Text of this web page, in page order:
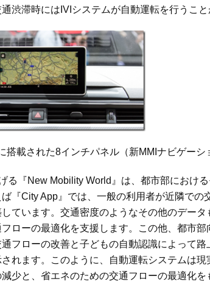
渋滞時には IVI システムが自動運転を行うこと
搭載された8インチパネル（新MMIナビゲーシ
る『New Mobility World 』は、都市部におけ
ば『City App 』では、一般の利用者が近隣での
ています。交通密度のようなその他のデー
フローの最適化を支援します。この他、都市
フローの改善と子どもの自動認識によって
されます。このように、自動運転システムは
少と、省エネのための交通フローの最適化を